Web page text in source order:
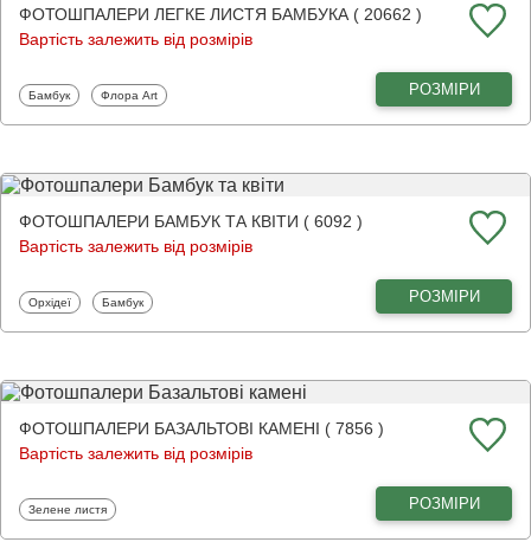
ФОТОШПАЛЕРИ ЛЕГКЕ ЛИСТЯ БАМБУКА ( 20662 )
Вартість залежить від розмірів
Фотошпалери
Бамбук Фотошпалери
Флора Art РОЗМІРИ
ФОТОШПАЛЕРИ БАМБУК ТА КВІТИ ( 6092 )
Вартість залежить від розмірів
Фотошпалери
Орхідеї Фотошпалери
Бамбук РОЗМІРИ
ФОТОШПАЛЕРИ БАЗАЛЬТОВІ КАМЕНІ ( 7856 )
Вартість залежить від розмірів
Фотошпалери
Зелене листя РОЗМІРИ